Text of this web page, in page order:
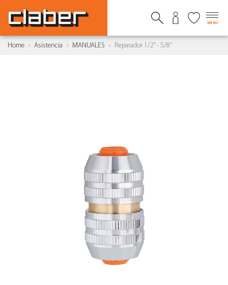
MENU
Home Asistencia MANUALES Reparador 1/2” - 5/8”